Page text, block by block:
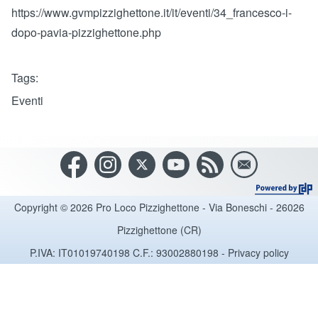
https://www.gvmpizzighettone.it/it/eventi/34_francesco-i-
dopo-pavia-pizzighettone.php
Tags
Eventi
Copyright © 2026 Pro Loco Pizzighettone - Via Boneschi - 26026
Pizzighettone (CR)
P.IVA: IT01019740198 C.F.: 93002880198 - Privacy policy